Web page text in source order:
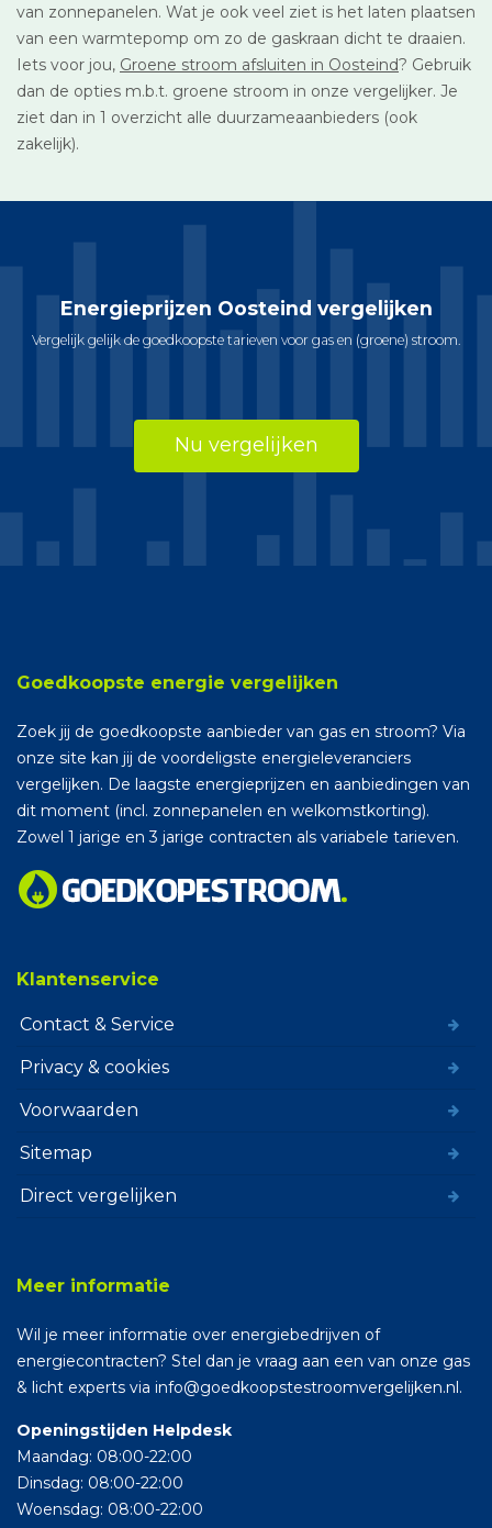
van zonnepanelen. Wat je ook veel ziet is het laten plaatsen
van een warmtepomp om zo de gaskraan dicht te draaien.
Iets voor jou, Groene stroom afsluiten in Oosteind? Gebruik
dan de opties m.b.t. groene stroom in onze vergelijker. Je
ziet dan in 1 overzicht alle duurzameaanbieders (ook
zakelijk).
Energieprijzen Oosteind vergelijken
Vergelijk gelijk de goedkoopste tarieven voor gas en (groene) stroom.
Nu vergelijken
Goedkoopste energie vergelijken
Zoek jij de goedkoopste aanbieder van gas en stroom? Via
onze site kan jij de voordeligste energieleveranciers
vergelijken. De laagste energieprijzen en aanbiedingen van
dit moment (incl. zonnepanelen en welkomstkorting).
Zowel 1 jarige en 3 jarige contracten als variabele tarieven.
Klantenservice
Contact & Service
Privacy & cookies
Voorwaarden
Sitemap
Direct vergelijken
Meer informatie
Wil je meer informatie over energiebedrijven of
energiecontracten? Stel dan je vraag aan een van onze gas
& licht experts via info@goedkoopstestroomvergelijken.nl.
Openingstijden Helpdesk
Maandag: 08:00-22:00
Dinsdag: 08:00-22:00
Woensdag: 08:00-22:00